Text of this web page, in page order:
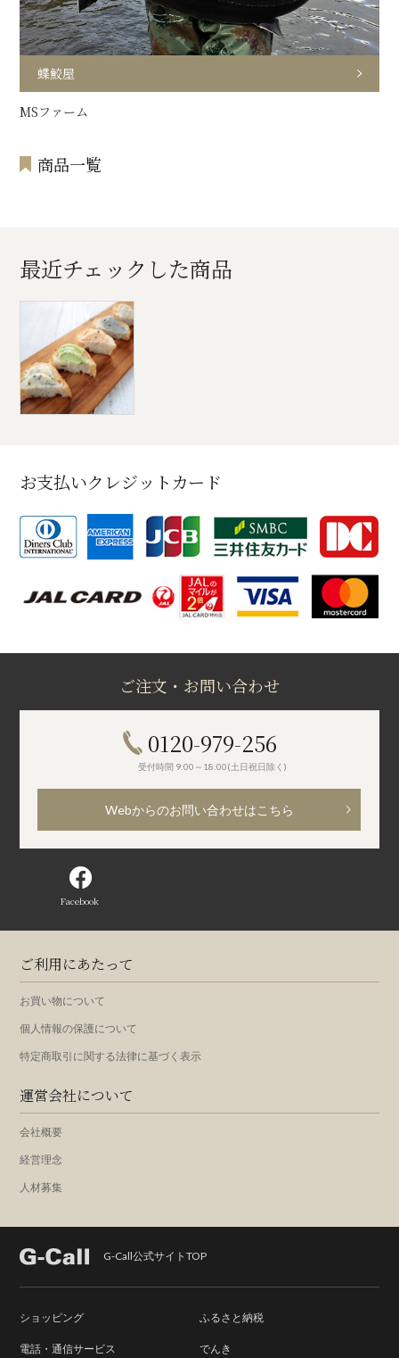
蝶鮫屋
MSファーム
商品一覧
最近チェックした商品
お支払いクレジットカード
ご注文・お問い合わせ
0120-979-256
受付時間 9:00～18:00(土日祝日除く)
Webからのお問い合わせはこちら
Facebook
ご利用にあたって
お買い物について
個人情報の保護について
特定商取引に関する法律に基づく表示
運営会社について
会社概要
経営理念
人材募集
G-Call公式サイトTOP
ショッピング ふるさと納税
電話・通信サービス でんき